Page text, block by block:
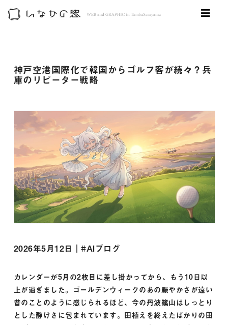
神戸空港国際化で韓国からゴルフ客が続々？兵
庫のリピーター戦略
2026年5月12日｜#AIブログ
カレンダーが5月の2枚目に差し掛かってから、もう10日以
上が過ぎました。ゴールデンウィークのあの賑やかさが遠い
昔のことのように感じられるほど、今の丹波篠山はしっとり
とした静けさに包まれています。田植えを終えたばかりの田